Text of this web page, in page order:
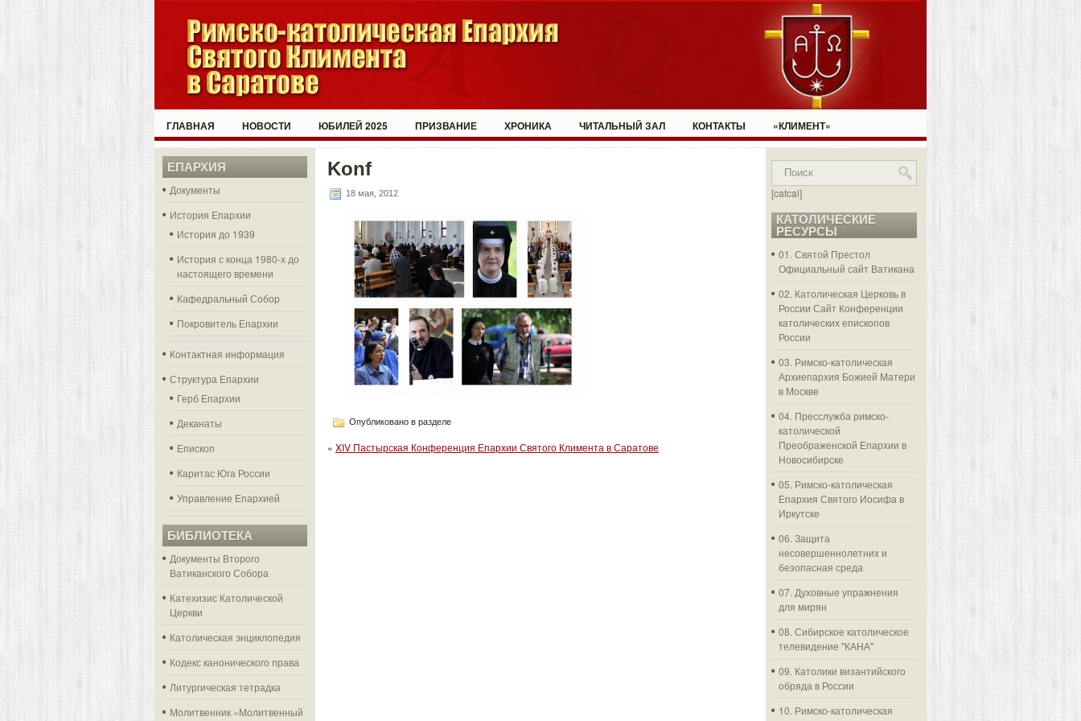
ГЛАВНАЯ НОВОСТИ ЮБИЛЕЙ 2025 ПРИЗВАНИЕ ХРОНИКА ЧИТАЛЬНЫЙ ЗАЛ КОНТАКТЫ «КЛИМЕНТ»
ЕПАРХИЯ
Документы
История Епархии
История до 1939
История с конца 1980-х до
настоящего времени
Кафедральный Собор
Покровитель Епархии
Контактная информация
Структура Епархии
Герб Епархии
Деканаты
Епископ
Каритас Юга России
Управление Епархией
БИБЛИОТЕКА
Документы Второго
Ватиканского Собора
Катехизис Католической
Церкви
Католическая энциклопедия
Кодекс канонического права
Литургическая тетрадка
Молитвенник «Молитвенный
Konf
18 мая, 2012
Опубликовано в разделе
« XIV Пастырская Конференция Епархии Святого Климента в Саратове
[catcal]
КАТОЛИЧЕСКИЕ
РЕСУРСЫ
01. Святой Престол
Официальный сайт Ватикана
02. Католическая Церковь в
России Сайт Конференции
католических епископов
России
03. Римско-католическая
Архиепархия Божией Матери
в Москве
04. Пресслужба римско-
католической
Преображенской Епархии в
Новосибирске
05. Римско-католическая
Епархия Святого Иосифа в
Иркутске
06. Защита
несовершеннолетних и
безопасная среда
07. Духовные упражнения
для мирян
08. Сибирское католическое
телевидение "КАНА"
09. Католики византийского
обряда в России
10. Римско-католическая